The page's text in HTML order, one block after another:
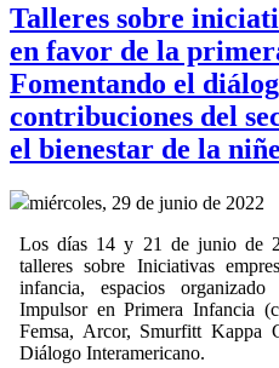
Talleres sobre
en favor de la
Fomentando el
contribuciones del
el bienestar de la
miércoles, 29 de junio de 2022
Los días 14 y 21 de junio de
talleres sobre Iniciativas
infancia, espacios
Impulsor en Primera Infancia
Femsa, Arcor, Smurfitt Kappa
Diálogo Interamericano.